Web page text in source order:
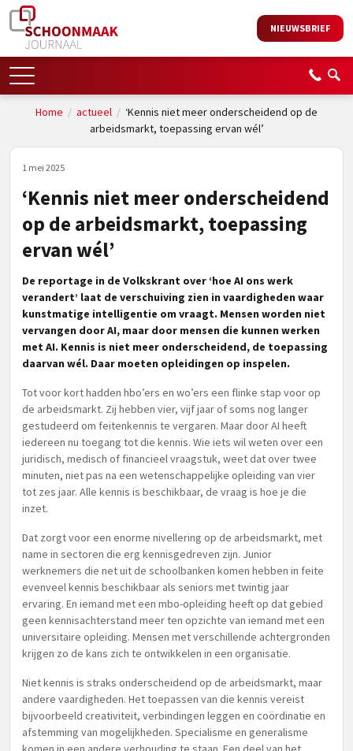
NIEUWSBRIEF
Home / actueel / ‘Kennis niet meer onderscheidend op de
arbeidsmarkt, toepassing ervan wél’
1 mei 2025
‘Kennis niet meer onderscheidend
op de arbeidsmarkt, toepassing
ervan wél’
De reportage in de Volkskrant over ‘hoe AI ons werk
verandert’ laat de verschuiving zien in vaardigheden waar
kunstmatige intelligentie om vraagt. Mensen worden niet
vervangen door AI, maar door mensen die kunnen werken
met AI. Kennis is niet meer onderscheidend, de toepassing
daarvan wél. Daar moeten opleidingen op inspelen.
Tot voor kort hadden hbo’ers en wo’ers een flinke stap voor op
de arbeidsmarkt. Zij hebben vier, vijf jaar of soms nog langer
gestudeerd om feitenkennis te vergaren. Maar door AI heeft
iedereen nu toegang tot die kennis. Wie iets wil weten over een
juridisch, medisch of financieel vraagstuk, weet dat over twee
minuten, niet pas na een wetenschappelijke opleiding van vier
tot zes jaar. Alle kennis is beschikbaar, de vraag is hoe je die
inzet.
Dat zorgt voor een enorme nivellering op de arbeidsmarkt, met
name in sectoren die erg kennisgedreven zijn. Junior
werknemers die net uit de schoolbanken komen hebben in feite
evenveel kennis beschikbaar als seniors met twintig jaar
ervaring. En iemand met een mbo-opleiding heeft op dat gebied
geen kennisachterstand meer ten opzichte van iemand met een
universitaire opleiding. Mensen met verschillende achtergronden
krijgen zo de kans zich te ontwikkelen in een organisatie.
Niet kennis is straks onderscheidend op de arbeidsmarkt, maar
andere vaardigheden. Het toepassen van die kennis vereist
bijvoorbeeld creativiteit, verbindingen leggen en coördinatie en
afstemming van mogelijkheden. Specialisme en generalisme